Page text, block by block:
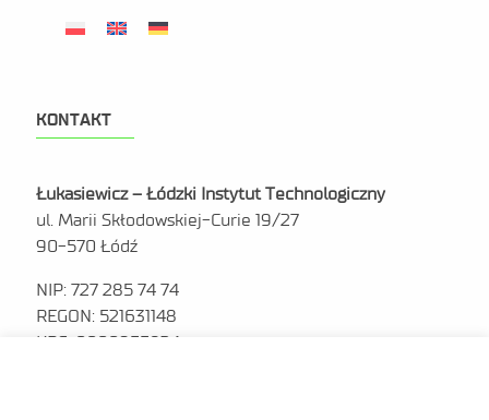
KONTAKT
Łukasiewicz – Łódzki Instytut Technologiczny
ul. Marii Skłodowskiej-Curie 19/27
90-570 Łódź
NIP: 727 285 74 74
REGON: 521631148
KRS: 0000955824